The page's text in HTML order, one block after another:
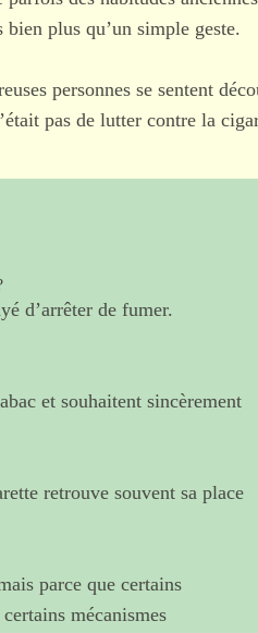
plus qu’un simple geste.
personnes se sentent
pas de lutter contre la
d’arrêter de fumer.
et souhaitent sincèrement
retrouve souvent sa place
parce que certains
mécanismes